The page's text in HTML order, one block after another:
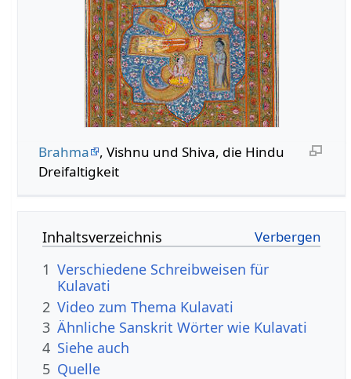
Brahma
, Vishnu und Shiva, die Hindu
Dreifaltigkeit
Inhaltsverzeichnis
1 Verschiedene Schreibweisen für
Kulavati
2 Video zum Thema Kulavati
3 Ähnliche Sanskrit Wörter wie Kulavati
4 Siehe auch
5 Quelle